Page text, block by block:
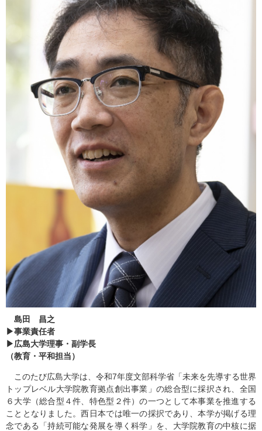
島田 昌之
▶事業責任者
▶広島大学理事・副学長
（教育・平和担当）
このたび広島大学は、令和7年度文部科学省「未来を先導する世界
トップレベル大学院教育拠点創出事業」の総合型に採択され、全国
６大学（総合型４件、特色型２件）の一つとして本事業を推進する
こととなりました。西日本では唯一の採択であり、本学が掲げる理
念である「持続可能な発展を導く科学」を、大学院教育の中核に据